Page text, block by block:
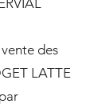
des
LATTE